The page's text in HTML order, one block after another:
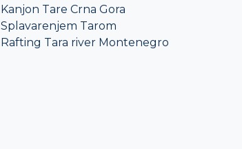
Kanjon Tare Crna Gora
Splavarenjem Tarom
Rafting Tara river Montenegro